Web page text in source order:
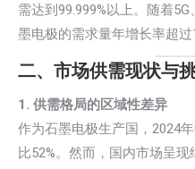
需达到99.999%以上。随着
墨电极的需求量年增长率超过
二、市场供需现状与
1. 供需格局的区域性差异
作为石墨电极生产国，2024
比52%。然而，国内市场呈